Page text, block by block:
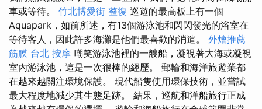
車或等待。 竹北博愛街 整復 巡遊的最高板上有一個
Aquapark，如前所述，有13個游泳池和閃閃發光的浴室在
等待客人，因此許多海灘是他們最喜歡的消遣。 外燴推薦
筋膜 台北 按摩 嘲笑游泳池裡的一艘船，凝視著大海或凝視
室內游泳池，這是一次很棒的經歷。 郵輪和海洋旅遊業都
在越來越關注環境保護。 現代船隻使用環保技術，並嘗試
最大程度地減少其生態足跡。 結果，巡航和洋船旅行正成